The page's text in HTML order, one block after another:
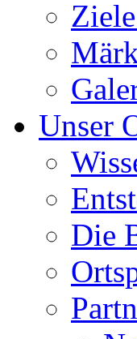
Unser
Die